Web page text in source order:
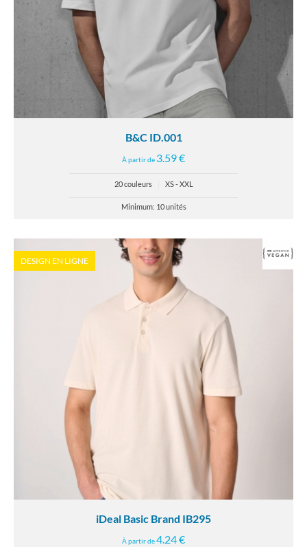
B&C ID.001
À partir de 3.59 €
20 couleurs XS - XXL
Minimum: 10 unités
DESIGN EN LIGNE
iDeal Basic Brand IB295
À partir de4.24 €